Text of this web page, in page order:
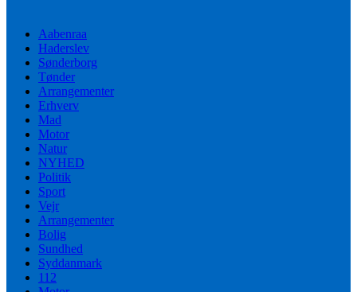
Aabenraa
Haderslev
Sønderborg
Tønder
Arrangementer
Erhverv
Mad
Motor
Natur
NYHED
Politik
Sport
Vejr
Arrangementer
Bolig
Sundhed
Syddanmark
112